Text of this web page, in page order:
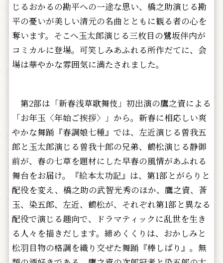
じるおかるの勘平への一途な思い、橋之助演じる勘
平の憂いが美しい清元の名曲とともに観る者の心を
奪います。そこへ玉太郎演じる三枚目の鷺坂伴内が
コミカルに登場。可笑しみあふれる所作だてに、会
場は華やかな雰囲気に満たされました。
第2部は「新春浅草歌舞伎」初出演の鷹之資による
「お年玉〈年始ご挨拶〉」から。新春に相応しい爽
やかな舞踊『春調娘七種』では、左近演じる曽我五
郎と玉太郎演じる曽我十郎の兄弟、鶴松演じる静御
前が、春の七草を題材にした早春の風情があふれる
舞台をお届け。『絵本太功記』は、第1部とがらりと
配役を変え、橋之助の武智光秀のほか、鷹之資、莟
玉、染五郎、左近、鶴松が、それぞれ第1部と異なる
配役で演じる趣向で、ドラマティックに乱世を生き
る人々を描きだします。締めくくりは、おかしみと
松羽目物の格調を織り交ぜた舞踊『棒しばり』。無